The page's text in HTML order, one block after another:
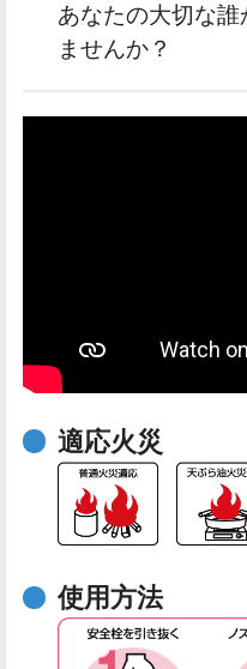
あなたの大切な
ませんか？
適応火災
使用方法